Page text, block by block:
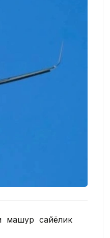
сайёҳлик